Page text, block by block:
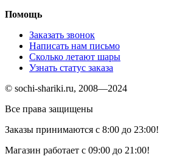
Помощь
Заказать звонок
Написать нам письмо
Сколько летают шары
Узнать статус заказа
© sochi-shariki.ru, 2008—2024
Все права защищены
Заказы принимаются с 8:00 до 23:00!
Магазин работает с 09:00 до 21:00!